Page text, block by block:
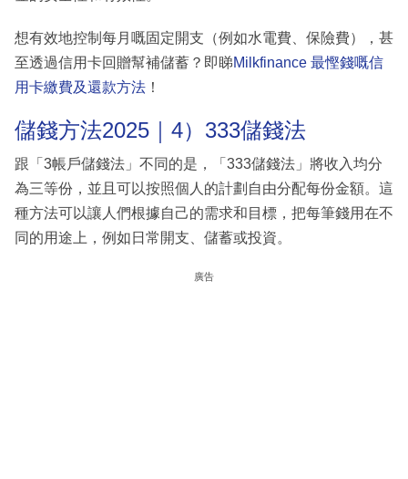
想有效地控制每月嘅固定開支（例如水電費、保險費），甚
至透過信用卡回贈幫補儲蓄？即睇Milkfinance 最慳錢嘅信
用卡繳費及還款方法 ！
儲錢方法2025｜4）333儲錢法
跟「3帳戶儲錢法」不同的是，「333儲錢法」將收入均分
為三等份，並且可以按照個人的計劃自由分配每份金額。這
種方法可以讓人們根據自己的需求和目標，把每筆錢用在不
同的用途上，例如日常開支、儲蓄或投資。
廣告